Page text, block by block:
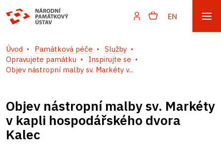
EN
Úvod Památková péče
Služby
Opravujete památku
Inspirujte se
Objev nástropní malby sv. Markéty v...
Objev nástropní malby sv. Markéty
v kapli hospodářského dvora
Kalec